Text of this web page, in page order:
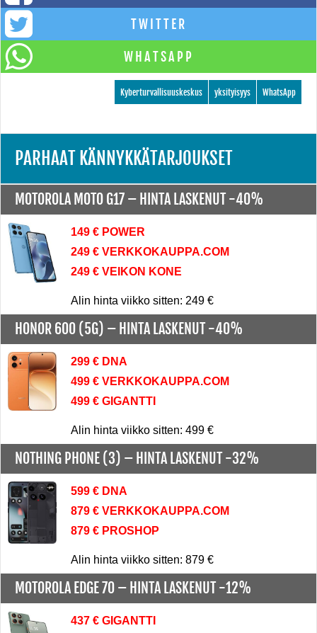
TWITTER
WHATSAPP
WhatsApp
yksityisyys
Kyberturvallisuuskeskus
PARHAAT KÄNNYKKÄTARJOUKSET
MOTOROLA MOTO G17 – HINTA LASKENUT -40%
149 € POWER
249 € VERKKOKAUPPA.COM
249 € VEIKON KONE
Alin hinta viikko sitten: 249 €
HONOR 600 (5G) – HINTA LASKENUT -40%
299 € DNA
499 € VERKKOKAUPPA.COM
499 € GIGANTTI
Alin hinta viikko sitten: 499 €
NOTHING PHONE (3) – HINTA LASKENUT -32%
599 € DNA
879 € VERKKOKAUPPA.COM
879 € PROSHOP
Alin hinta viikko sitten: 879 €
MOTOROLA EDGE 70 – HINTA LASKENUT -12%
437 € GIGANTTI